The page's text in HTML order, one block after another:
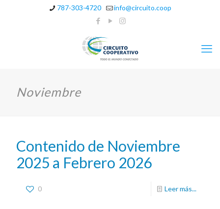
787-303-4720 info@circuito.coop
Noviembre
Contenido de Noviembre
2025 a Febrero 2026
0 Leer más...